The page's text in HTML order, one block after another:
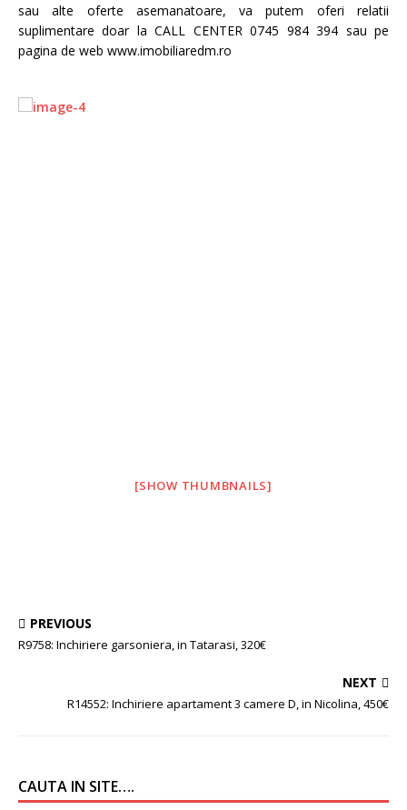
sau alte oferte asemanatoare, va putem oferi relatii
suplimentare doar la CALL CENTER 0745 984 394 sau pe
pagina de web www.imobiliaredm.ro
[SHOW THUMBNAILS]
PREVIOUS
R9758: Inchiriere garsoniera, in Tatarasi, 320€
NEXT
R14552: Inchiriere apartament 3 camere D, in Nicolina, 450€
CAUTA IN SITE….